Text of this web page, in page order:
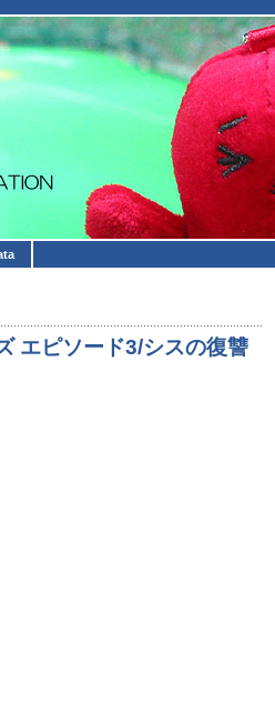
エピソード3/シスの復讐